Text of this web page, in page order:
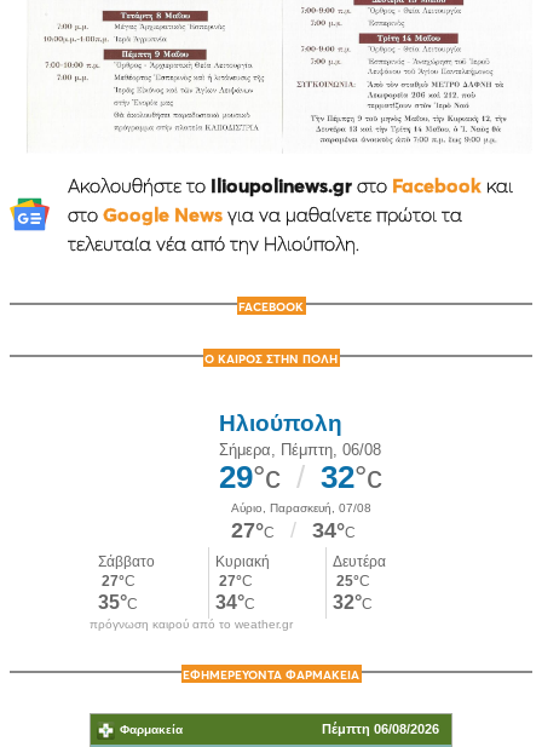
Ακολουθήστε το Ilioupolinews.grστο Facebookκαι
στο Google Newsγια να μαθαίνετε πρώτοι τα
τελευταία νέα από την Ηλιούπολη.
FACEBOOK
Ο ΚΑΙΡΟΣ ΣΤΗΝ ΠΟΛΗ
πρόγνωση καιρού από το weather.gr
ΕΦΗΜΕΡΕΥΟΝΤΑ ΦΑΡΜΑΚΕΙΑ